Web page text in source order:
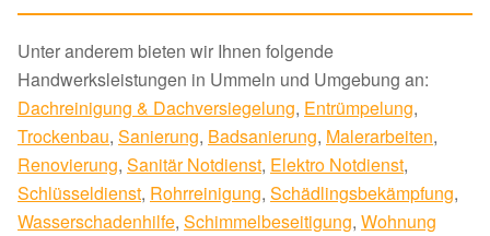
Unter anderem bieten wir Ihnen folgende
Handwerksleistungen in Ummeln und Umgebung an:
Dachreinigung & Dachversiegelung, Entrümpelung,
Trockenbau, Sanierung, Badsanierung, Malerarbeiten,
Renovierung, Sanitär Notdienst, Elektro Notdienst,
Schlüsseldienst, Rohrreinigung, Schädlingsbekämpfung,
Wasserschadenhilfe, Schimmelbeseitigung, Wohnung